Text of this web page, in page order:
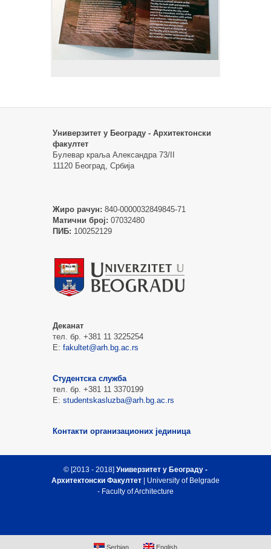
Универзитет у Београду - Архитектонски
факултет
Булевар краља Александра 73/II
11120 Београд, Србија
Жиро рачун: 840-0000032849845-71
Матични број: 07032480
ПИБ: 100252129
Деканат
тел. бр. +381 11 3225254
Е: fakultet@arh.bg.ac.rs
Студентска служба
тел. бр. +381 11 3370199
Е: studentskasluzba@arh.bg.ac.rs
Контакти организационих јединица
© [2013 - 2018] Универзитет у Београду -
Архитектонски Факултет | University of Belgrade
- Faculty of Architecture
Serbian English